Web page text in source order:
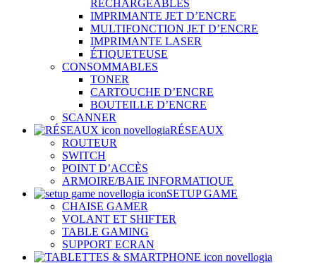
RECHARGEABLES
IMPRIMANTE JET D’ENCRE
MULTIFONCTION JET D’ENCRE
IMPRIMANTE LASER
ÉTIQUETEUSE
CONSOMMABLES
TONER
CARTOUCHE D’ENCRE
BOUTEILLE D’ENCRE
SCANNER
RÉSEAUX
ROUTEUR
SWITCH
POINT D’ACCÈS
ARMOIRE/BAIE INFORMATIQUE
SETUP GAME
CHAISE GAMER
VOLANT ET SHIFTER
TABLE GAMING
SUPPORT ECRAN